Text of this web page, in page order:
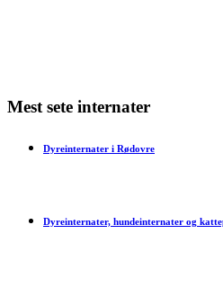
Mest sete internater
Dyreinternater i Rødovre
Dyreinternater, hundeinternater og